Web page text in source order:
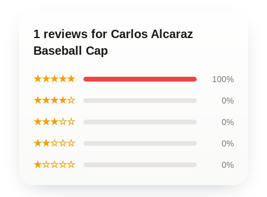
1 reviews for Carlos Alcaraz
Baseball Cap
★★★★★ 100%
★★★★☆ 0%
★★★☆☆ 0%
★★☆☆☆ 0%
★☆☆☆☆ 0%